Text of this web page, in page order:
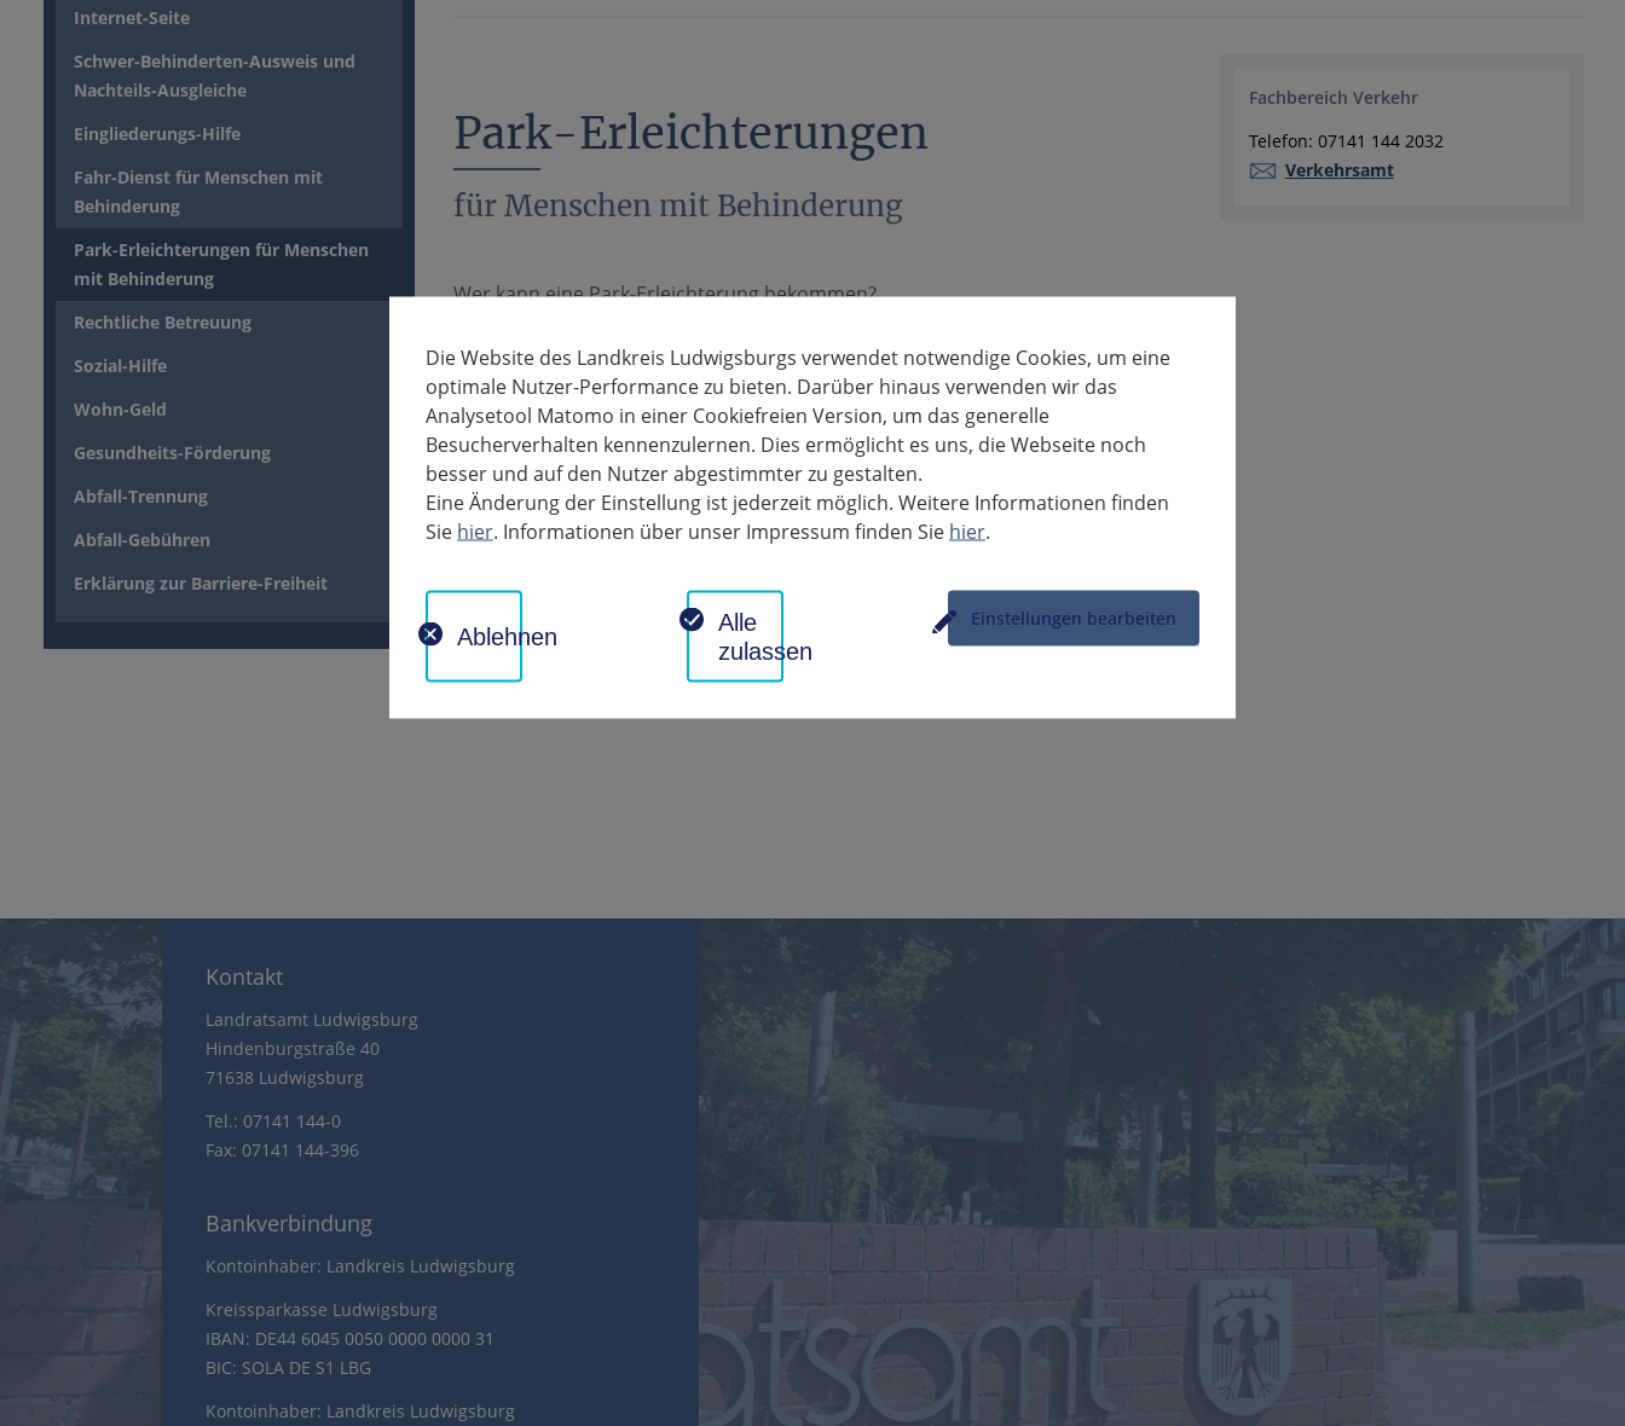
Internet-Seite
Schwer-Behinderten-Ausweis und
Nachteils-Ausgleiche
Eingliederungs-Hilfe
Fahr-Dienst für Menschen mit
Behinderung
Park-Erleichterungen für Menschen
mit Behinderung
Rechtliche Betreuung
Sozial-Hilfe
Wohn-Geld
Gesundheits-Förderung
Abfall-Trennung
Abfall-Gebühren
Erklärung zur Barriere-Freiheit
Park-Erleichterungen
für Menschen mit Behinderung
Wer kann eine Park-Erleichterung bekommen?
- Blinde
- besondere Gruppen von Schwer-Behinderten
Das Antrags- Formular und weitere Informationen finden Sie hier.
Fachbereich Verkehr
Telefon: 07141 144 2032
Verkehrsamt
Kontakt
Landratsamt Ludwigsburg
Hindenburgstraße 40
71638 Ludwigsburg
Tel.: 07141 144-0
Fax: 07141 144-396
Bankverbindung
Kontoinhaber: Landkreis Ludwigsburg
Kreissparkasse Ludwigsburg
IBAN: DE44 6045 0050 0000 0000 31
BIC: SOLA DE S1 LBG
Kontoinhaber: Landkreis Ludwigsburg
Die Website des Landkreis Ludwigsburgs verwendet notwendige Cookies, um eine
optimale Nutzer-Performance zu bieten. Darüber hinaus verwenden wir das
Analysetool Matomo in einer Cookiefreien Version, um das generelle
Besucherverhalten kennenzulernen. Dies ermöglicht es uns, die Webseite noch
besser und auf den Nutzer abgestimmter zu gestalten.
Eine Änderung der Einstellung ist jederzeit möglich. Weitere Informationen finden
Sie hier. Informationen über unser Impressum finden Sie hier.
Einstellungen bearbeiten
Ablehnen
Alle
zulassen